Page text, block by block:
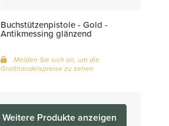
Buchstützenpistole - Gold -
Antikmessing glänzend
Melden Sie sich an, um die
Großhandelspreise zu sehen
Weitere Produkte anzeigen